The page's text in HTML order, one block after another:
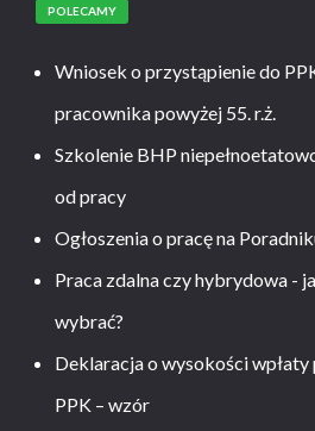
POLECAMY
Wniosek o przystąpienie do
pracownika powyżej 55. r.ż.
Szkolenie BHP
od pracy
Ogłoszenia o pracę na
Praca zdalna czy hybrydowa -
wybrać?
Deklaracja o wysokości
PPK – wzór